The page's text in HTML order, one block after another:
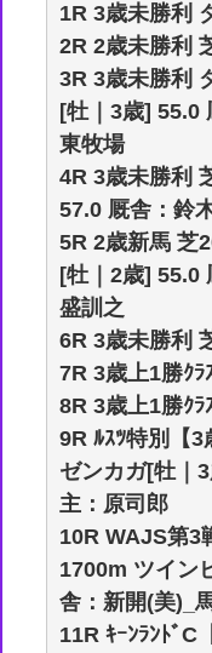
1R 3歳未勝利
2R 2歳未勝利
3R 3歳未勝利
[牡｜3歳] 55.0
東牧場
4R 3歳未勝利
57.0 厩舎：鈴
5R 2歳新馬 芝
[牡｜2歳] 55.0
盛訓之
6R 3歳未勝利
7R 3歳上1勝ｸﾗ
8R 3歳上1勝ｸﾗ
9R ﾙｽﾂ特別【
ゼンカガ[牡｜
主：原司郎
10R WAJS第3
1700m ツイン
舎：新開(美)_
11R ｷｰﾝﾗﾝﾄﾞ